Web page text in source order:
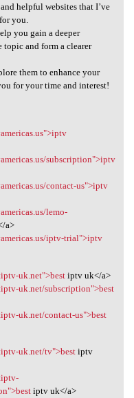
helpful websites that I’ve
you.
you gain a deeper
topic and form a clearer
them to enhance your
for your time and interest!
subscription">iptv
contact-us">iptv
lemo-
a>
iptv-trial">iptv
uk.net">bestiptv uk</a>
uk.net/subscription">best
uk.net/contact-us">best
uk.net/tv">bestiptv
iptv uk</a>